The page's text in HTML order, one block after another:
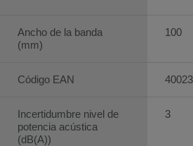
Ancho de la banda
(mm)
Código EAN
Incertidumbre nivel de
potencia acústica
(dB(A))
100
3